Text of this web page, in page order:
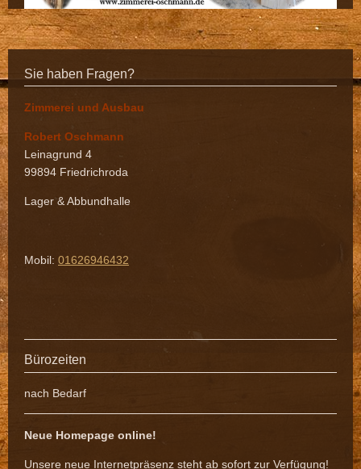
Sie haben Fragen?
Zimmerei und Ausbau
Robert Oschmann
Leinagrund 4
99894 Friedrichroda
Lager & Abbundhalle
Mobil: 01626946432
Bürozeiten
nach Bedarf
Neue Homepage online!
Unsere neue Internetpräsenz steht ab sofort zur Verfügung!